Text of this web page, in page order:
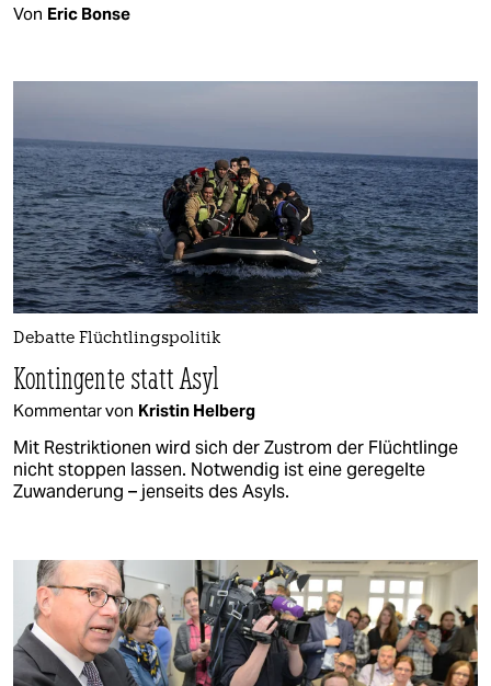
Von Eric Bonse
Debatte Flüchtlingspolitik
Kontingente statt Asyl
Kommentar von Kristin Helberg
Mit Restriktionen wird sich der Zustrom der Flüchtlinge
nicht stoppen lassen. Notwendig ist eine geregelte
Zuwanderung – jenseits des Asyls.